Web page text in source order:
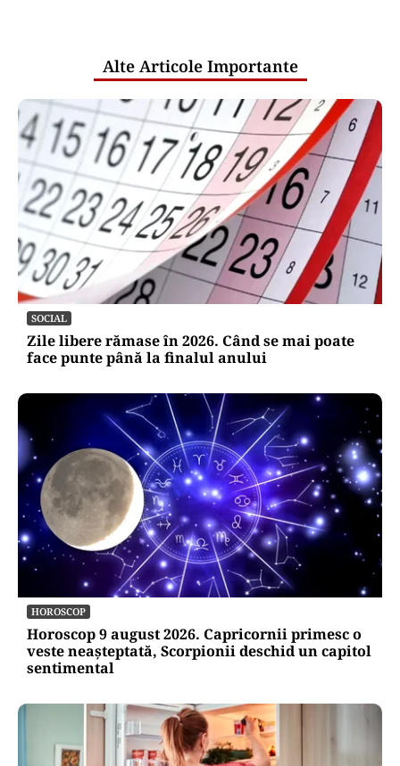
Alte Articole Importante
SOCIAL
Zile libere rămase în 2026. Când se mai poate
face punte până la finalul anului
HOROSCOP
Horoscop 9 august 2026. Capricornii primesc o
veste neașteptată, Scorpionii deschid un capitol
sentimental